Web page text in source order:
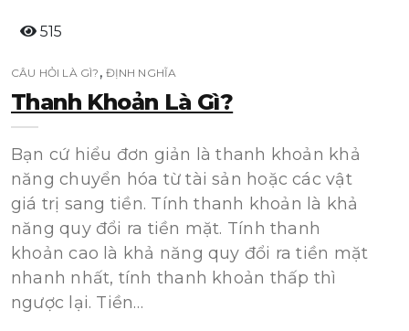
515
CÂU HỎI LÀ GÌ? , ĐỊNH NGHĨA
Thanh Khoản Là Gì?
Bạn cứ hiểu đơn giản là thanh khoản khả
năng chuyển hóa từ tài sản hoặc các vật
giá trị sang tiền. Tính thanh khoản là khả
năng quy đổi ra tiền mặt. Tính thanh
khoản cao là khả năng quy đổi ra tiền mặt
nhanh nhất, tính thanh khoản thấp thì
ngược lại. Tiền…